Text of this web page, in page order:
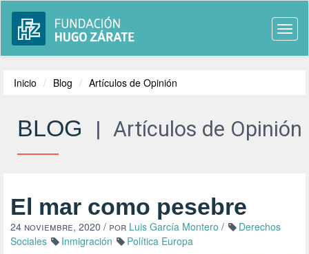
Inicio Blog Artículos de Opinión
BLOG | Artículos de Opinión
El mar como pesebre
24 noviembre, 2020 / por Luis García Montero /
Derechos
Sociales
Inmigración Política Europa